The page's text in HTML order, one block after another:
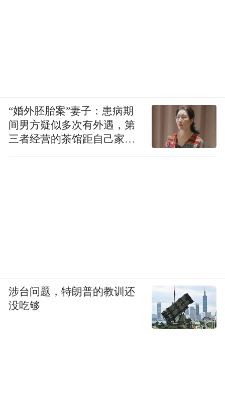
“婚外胚胎案”妻子：患病期
间男方疑似多次有外遇，第
三者经营的茶馆距自己家步
涉台问题，特朗普的教训还
没吃够